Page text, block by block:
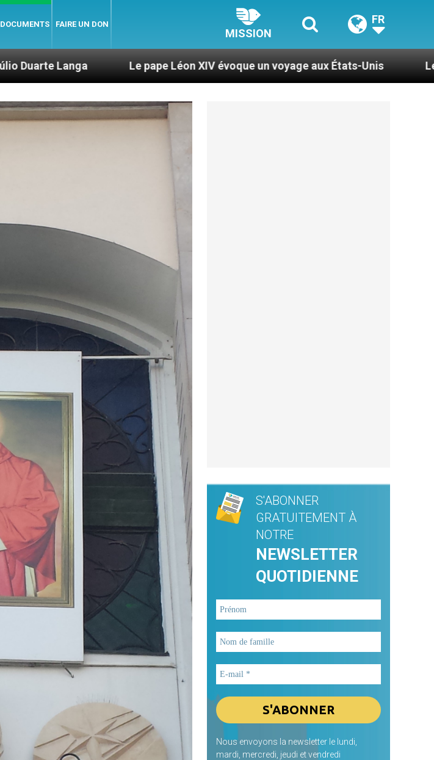
DOCUMENTS FAIRE UN DON
MISSION
FR
Le pape Léon XIV évoque un voyage aux États-Unis Le pape Léon XIV se
S'ABONNER
GRATUITEMENT À
NOTRE
NEWSLETTER
QUOTIDIENNE
Nous envoyons la newsletter le lundi,
mardi, mercredi, jeudi et vendredi